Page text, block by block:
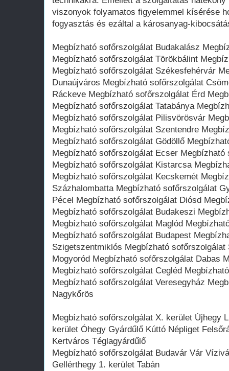
viszonyok folyamatos figyelemmel kísérése
fogyasztás és ezáltal a károsanyag-
Megbízható sofőrszolgálat Budakalász
Megbízható sofőrszolgálat Törökbálint
Megbízható sofőrszolgálat Székesfehérvár
Dunaújváros Megbízható sofőrszolgálat
Ráckeve Megbízható sofőrszolgálat Érd
Megbízható sofőrszolgálat Tatabánya
Megbízható sofőrszolgálat Pilisvörösvár
Megbízható sofőrszolgálat Szentendre
Megbízható sofőrszolgálat Gödöllő
Megbízható sofőrszolgálat Ecser Megbízható
Megbízható sofőrszolgálat Kistarcsa
Megbízható sofőrszolgálat Kecskemét
Százhalombatta Megbízható sofőrszolgálat
Pécel Megbízható sofőrszolgálat Diósd
Megbízható sofőrszolgálat Budakeszi
Megbízható sofőrszolgálat Maglód
Megbízható sofőrszolgálat Budapest
Szigetszentmiklós Megbízható
Mogyoród Megbízható sofőrszolgálat Dabas
Megbízható sofőrszolgálat Cegléd
Megbízható sofőrszolgálat Veresegyház
Nagykőrös
Megbízható sofőrszolgálat X. kerület Újhegy
kerület Óhegy Gyárdűlő Kúttó Népliget
Kertváros Téglagyárdűlő
Megbízható sofőrszolgálat Budavár Vár
Gellérthegy 1. kerület Tabán